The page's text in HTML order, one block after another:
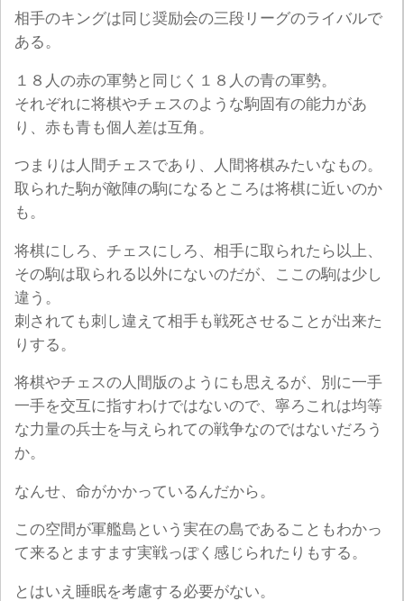
相手のキングは同じ奨励会の三段リーグのライバルで
ある。
１８人の赤の軍勢と同じく１８人の青の軍勢。
それぞれに将棋やチェスのような駒固有の能力があ
り、赤も青も個人差は互角。
つまりは人間チェスであり、人間将棋みたいなもの。
取られた駒が敵陣の駒になるところは将棋に近いのか
も。
将棋にしろ、チェスにしろ、相手に取られたら以上、
その駒は取られる以外にないのだが、ここの駒は少し
違う。
刺されても刺し違えて相手も戦死させることが出来た
りする。
将棋やチェスの人間版のようにも思えるが、別に一手
一手を交互に指すわけではないので、寧ろこれは均等
な力量の兵士を与えられての戦争なのではないだろう
か。
なんせ、命がかかっているんだから。
この空間が軍艦島という実在の島であることもわかっ
て来るとますます実戦っぽく感じられたりもする。
とはいえ睡眠を考慮する必要がない。